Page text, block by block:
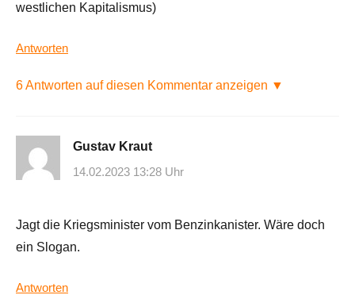
westlichen Kapitalismus)
Antworten
6 Antworten auf diesen Kommentar anzeigen ▼
Gustav Kraut
14.02.2023 13:28 Uhr
Jagt die Kriegsminister vom Benzinkanister. Wäre doch
ein Slogan.
Antworten